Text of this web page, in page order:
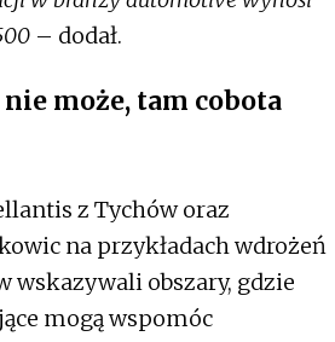
– dodał.
może, tam cobota
z Tychów oraz
na przykładach wdrożeń
wskazywali obszary, gdzie
mogą wspomóc